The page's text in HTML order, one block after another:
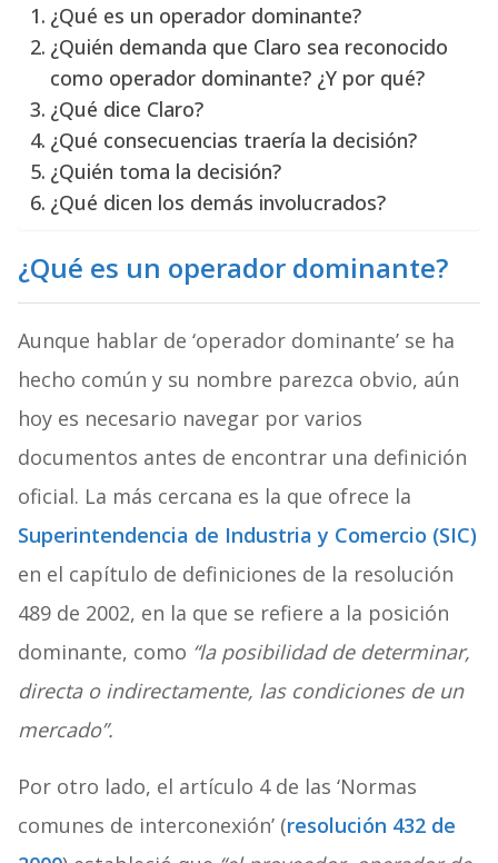
¿Qué es un operador dominante?
¿Quién demanda que Claro sea reconocido
como operador dominante? ¿Y por qué?
¿Qué dice Claro?
¿Qué consecuencias traería la decisión?
¿Quién toma la decisión?
¿Qué dicen los demás involucrados?
¿Qué es un operador dominante?
Aunque hablar de ‘operador dominante’ se ha
hecho común y su nombre parezca obvio, aún
hoy es necesario navegar por varios
documentos antes de encontrar una definición
oficial. La más cercana es la que ofrece la
Superintendencia de Industria y Comercio (SIC)
en el capítulo de definiciones de la resolución
489 de 2002, en la que se refiere a la posición
dominante, como “la posibilidad de determinar,
directa o indirectamente, las condiciones de un
mercado”.
Por otro lado, el artículo 4 de las ‘Normas
comunes de interconexión’ (resolución 432 de